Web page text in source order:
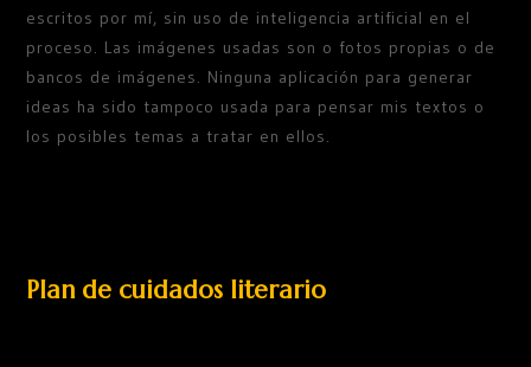
escritos por mí, sin uso de inteligencia artificial en el
proceso. Las imágenes usadas son o fotos propias o de
bancos de imágenes. Ninguna aplicación para generar
ideas ha sido tampoco usada para pensar mis textos o
los posibles temas a tratar en ellos.
Plan de cuidados literario